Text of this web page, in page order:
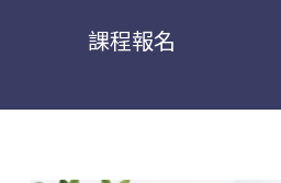
課程報名